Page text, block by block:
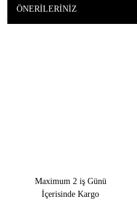
ÖNERILERINIZ
Maximum 2 iş Günü
İçerisinde Kargo